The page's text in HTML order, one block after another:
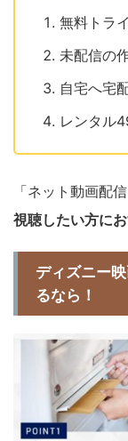
無料トラ
未配信の
自宅へ宅
レンタル
「ネット動画配
視聴したい方にお
ディズニー
るなら！